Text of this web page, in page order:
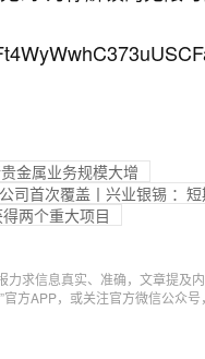
金属业务规模大增
司首次覆盖丨兴业银锡 ：
两个重大项目
力求信息真实、准确，文章提及
官方APP，或关注官方微信公众